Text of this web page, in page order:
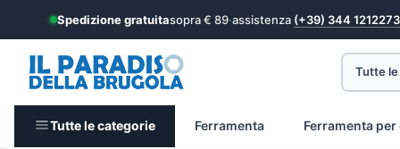
Spedizione gratuitasopra € 89·assistenza (+39) 344 1212273
Tutte
Tutte le categorie Ferramenta Ferramenta